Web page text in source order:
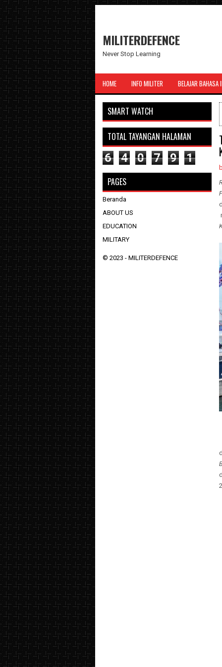
MILITERDEFENCE
Never Stop Learning
HOME INFO MILITER BELAJAR BAHASA
SMART WATCH
TOTAL TAYANGAN HALAMAN
6 4 0 7 9 1
PAGES
Beranda
ABOUT US
EDUCATION
MILITARY
© 2023 - MILITERDEFENCE